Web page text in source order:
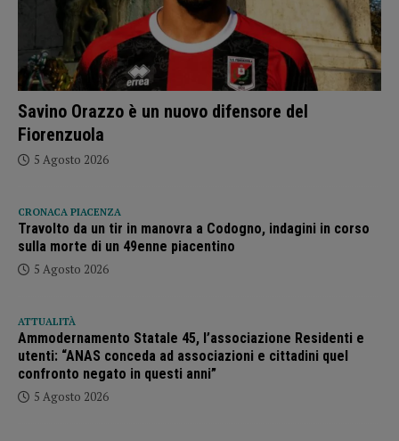
Savino Orazzo è un nuovo difensore del
Fiorenzuola
5 Agosto 2026
CRONACA PIACENZA
Travolto da un tir in manovra a Codogno, indagini in corso
sulla morte di un 49enne piacentino
5 Agosto 2026
ATTUALITÀ
Ammodernamento Statale 45, l’associazione Residenti e
utenti: “ANAS conceda ad associazioni e cittadini quel
confronto negato in questi anni”
5 Agosto 2026